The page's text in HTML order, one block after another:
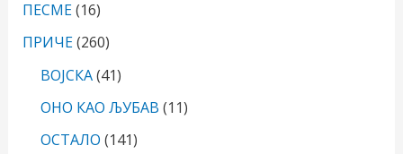
ПЕСМЕ(16)
ПРИЧЕ(260)
ВОЈСКА(41)
ОНО КАО ЉУБАВ (11)
ОСТАЛО (141)